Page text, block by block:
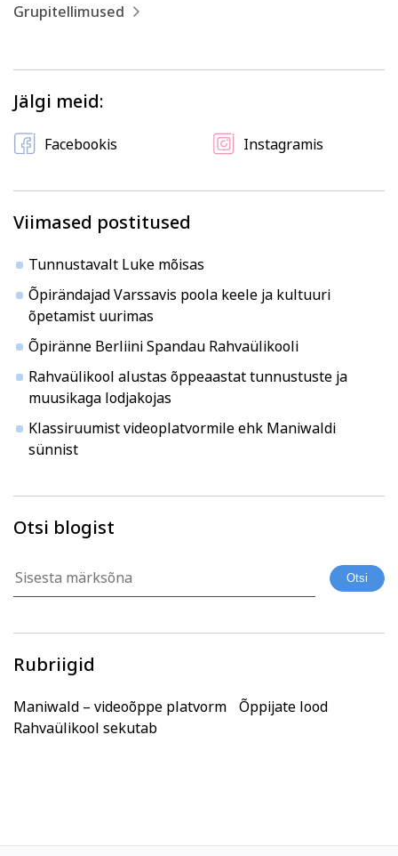
Grupitellimused
Jälgi meid:
Facebookis Instagramis
Viimased postitused
Tunnustavalt Luke mõisas
Õpirändajad Varssavis poola keele ja kultuuri
õpetamist uurimas
Õpiränne Berliini Spandau Rahvaülikooli
Rahvaülikool alustas õppeaastat tunnustuste ja
muusikaga lodjakojas
Klassiruumist videoplatvormile ehk Maniwaldi
sünnist
Otsi blogist
Rubriigid
Maniwald – videoõppe platvorm Õppijate lood
Rahvaülikool sekutab